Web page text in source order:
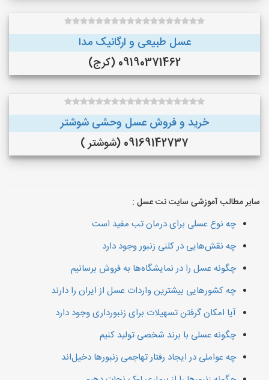
عسل طبیعی و ارگانیک مدا
09190371462 (کرج)
خرید و فروش عسل وحشی شوشتر
09169142737 (شوشتر )
سایر مطالب آموزشی سایت نت عسل :
چه نوع عسلی برای درمان تب مفید است
چه نقش‌هایی در کلنی زنبور وجود دارد
چگونه عسل را در نمایشگاه‌ها به فروش برسانیم
چه کشورهایی بیشترین واردات عسل از ایران را دارند
آیا امکان گرفتن تسهیلات برای زنبورداری وجود دارد
چگونه عسلی با برند شخصی تولید کنیم
چه عواملی در ایجاد رفتار تهاجمی زنبورها دخیل‌اند